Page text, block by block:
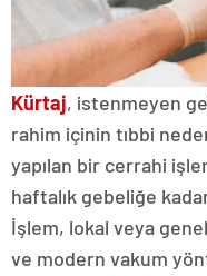
Kürtaj, istenmeyen
rahim içinin tıbbi
yapılan bir cerrahi
haftalık gebeliğe
İşlem, lokal veya
ve modern vakum